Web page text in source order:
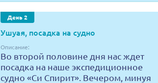
День 2
Ушуая, посадка на судно
Описание:
Во второй половине дня нас ждет
посадка на наше экспедиционное
судно «Си Спирит». Вечером, минуя